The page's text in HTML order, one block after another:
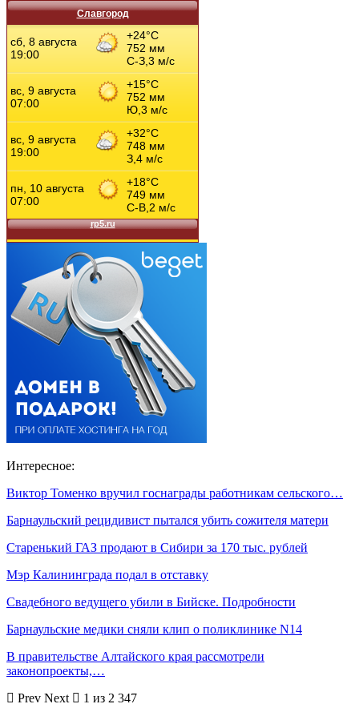
Славгород
Интересное:
Виктор Томенко вручил госнаграды работникам сельского…
Барнаульский рецидивист пытался убить сожителя матери
Старенький ГАЗ продают в Сибири за 170 тыс. рублей
Мэр Калининграда подал в отставку
Свадебного ведущего убили в Бийске. Подробности
Барнаульские медики сняли клип о поликлинике N14
В правительстве Алтайского края рассмотрели
законопроекты,…
Prev Next
1 из 2 347